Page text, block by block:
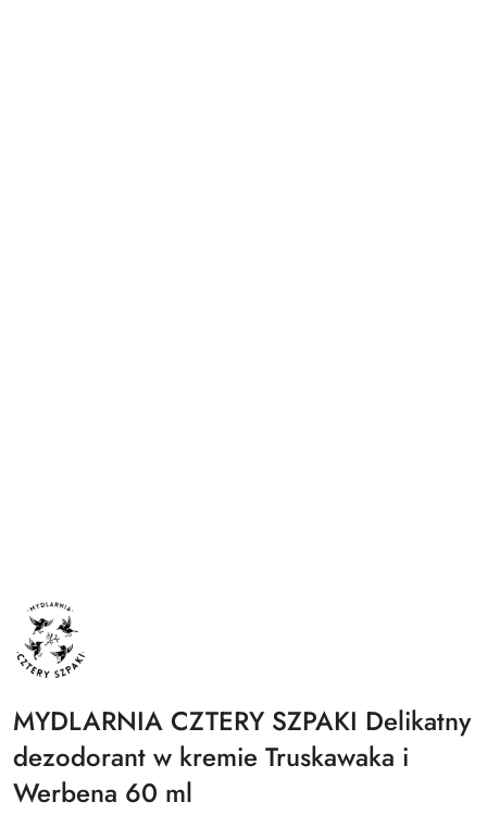
NAZWA
PRODUCENTA:
MYDLARNIA
CZTERY
SZPAKI
MYDLARNIA CZTERY SZPAKI Delikatny
dezodorant w kremie Truskawaka i
Werbena 60 ml